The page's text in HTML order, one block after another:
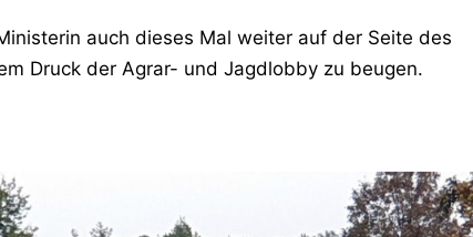
auch dieses Mal weiter auf der Seite des
Druck der Agrar- und Jagdlobby zu beugen.